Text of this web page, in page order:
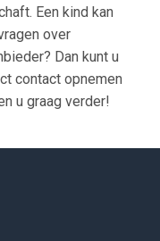
Een kind kan
over
Dan kunt u
contact opnemen
u graag verder!